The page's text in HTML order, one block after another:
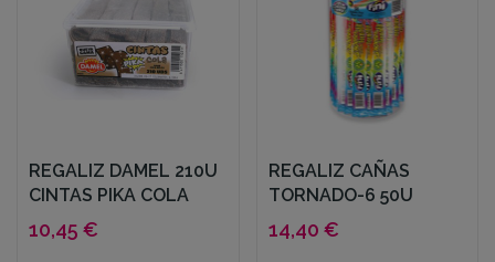
REGALIZ DAMEL 210U
CINTAS PIKA COLA
10,45 €
REGALIZ CAÑAS
TORNADO-6 50U
14,40 €